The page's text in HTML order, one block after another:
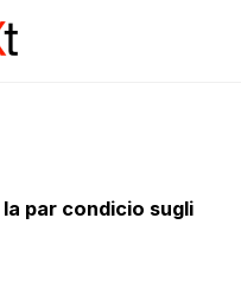
par condicio sugli